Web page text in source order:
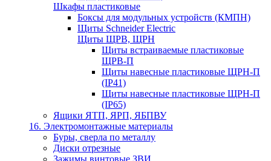
Шкафы пластиковые
Боксы для модульных устройств (КМПН)
Щиты Schneider Electric
Щиты ЩРВ, ЩРН
Щиты встраиваемые пластиковые
ЩРВ-П
Щиты навесные пластиковые ЩРН-П
(IP41)
Щиты навесные пластиковые ЩРН-П
(IP65)
Ящики ЯТП, ЯРП, ЯБПВУ
16. Электромонтажные материалы
Буры, сверла по металлу
Диски отрезные
Зажимы винтовые ЗВИ